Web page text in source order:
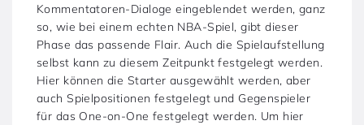
Kommentatoren-Dialoge eingeblendet werden, ganz
so, wie bei einem echten NBA-Spiel, gibt dieser
Phase das passende Flair. Auch die Spielaufstellung
selbst kann zu diesem Zeitpunkt festgelegt werden.
Hier können die Starter ausgewählt werden, aber
auch Spielpositionen festgelegt und Gegenspieler
für das One-on-One festgelegt werden. Um hier